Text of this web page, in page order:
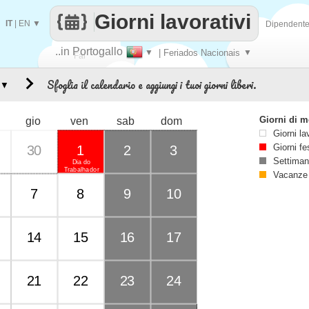
Fai
..in Portogallo ▼ | Feriados Nacionais ▼
Giorni lavorativi
IT| EN ▼
Sfoglia il calendario e aggiungi i tuoi giorni liberi.
gio ven sab dom
30
Dia do
Trabalhador
1 2 3
7 8 9 10
14 15 16 17
21 22 23 24
▼
Giorni di
Giorni
Giorni
Vacanze